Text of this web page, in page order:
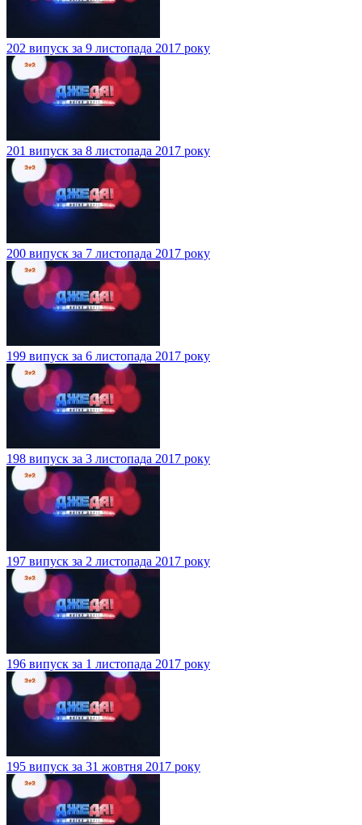
202 випуск за 9 листопада 2017 року
201 випуск за 8 листопада 2017 року
200 випуск за 7 листопада 2017 року
199 випуск за 6 листопада 2017 року
198 випуск за 3 листопада 2017 року
197 випуск за 2 листопада 2017 року
196 випуск за 1 листопада 2017 року
195 випуск за 31 жовтня 2017 року